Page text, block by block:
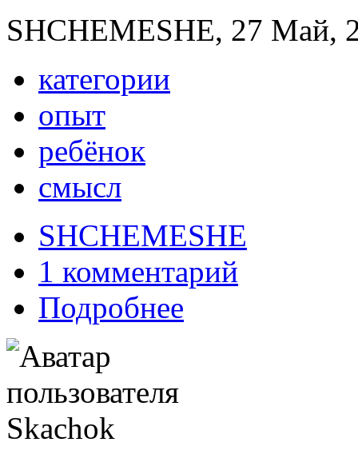
SHCHEMESHE, 27 Май,
категории
опыт
ребёнок
смысл
SHCHEMESHE
1 комментарий
Подробнее